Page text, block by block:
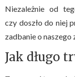
Niezależnie od
czy doszło do niej
zadbanie o naszego
Jak długo